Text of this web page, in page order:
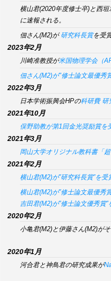
横山君(2020年度修士卒)と西
に速報される。
佃さん(M2)が 研究科長賞を受
2023年2月
川崎准教授が米国物理学会（
佃さん(M2)が"修士論文最優秀
2022年3月
日本学術振興会HPの科研費 研
2021年10月
俣野助教が第1回金光奨励賞を
2021年3月
岡山大学オリジナル教科書「超
2021年2月
横山君(M2)が”研究科長賞”を受
横山君(M2)が”修士論文最優秀賞
吉田君(M2)が”修士論文優秀賞”
2020年2月
小亀君(M2)と伊藤さん(M2)がそ
2020年1月
河合君と神鳥君の研究成果が